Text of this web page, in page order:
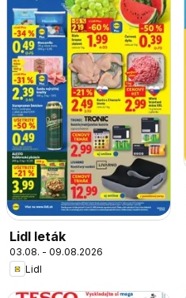
Lidl leták
03.08. - 09.08.2026
Lidl